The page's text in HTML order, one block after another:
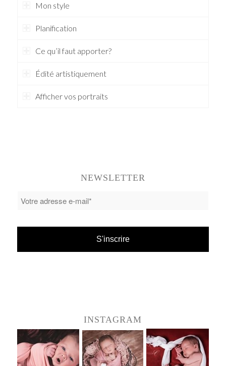
Mon style
Planification
Ce qu’il faut apporter?
Édité artistiquement
Afficher vos portraits
NEWSLETTER
INSTAGRAM